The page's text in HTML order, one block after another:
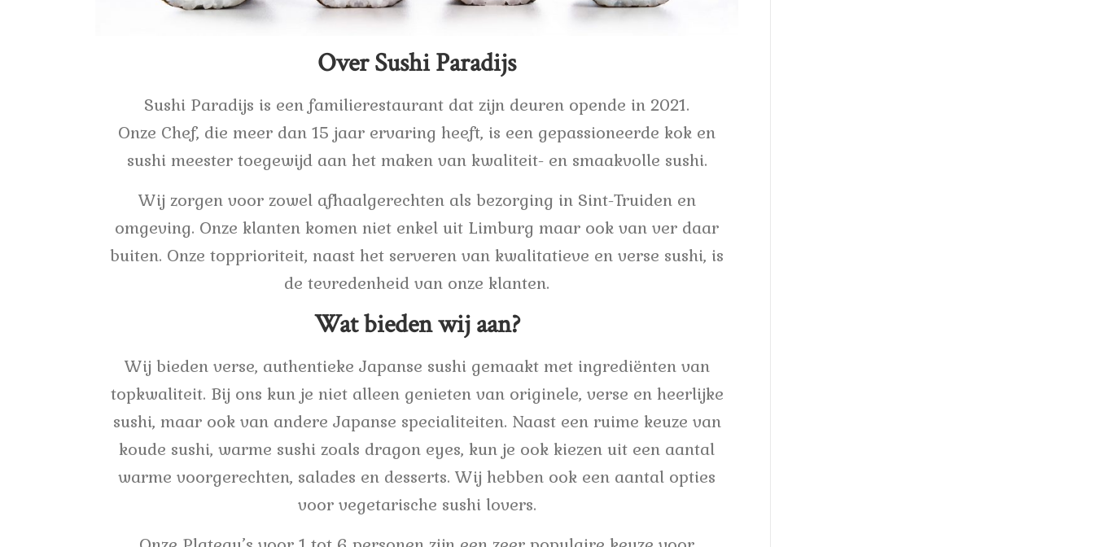
Over Sushi Paradijs
Sushi Paradijs is een familierestaurant dat zijn deuren opende in 2021.
Onze Chef, die meer dan 15 jaar ervaring heeft, is een gepassioneerde kok en
sushi meester toegewijd aan het maken van kwaliteit- en smaakvolle sushi.
Wij zorgen voor zowel afhaalgerechten als bezorging in Sint-Truiden en
omgeving. Onze klanten komen niet enkel uit Limburg maar ook van ver daar
buiten. Onze topprioriteit, naast het serveren van kwalitatieve en verse sushi, is
de tevredenheid van onze klanten.
Wat bieden wij aan?
Wij bieden verse, authentieke Japanse sushi gemaakt met ingrediënten van
topkwaliteit. Bij ons kun je niet alleen genieten van originele, verse en heerlijke
sushi, maar ook van andere Japanse specialiteiten. Naast een ruime keuze van
koude sushi, warme sushi zoals dragon eyes, kun je ook kiezen uit een aantal
warme voorgerechten, salades en desserts. Wij hebben ook een aantal opties
voor vegetarische sushi lovers.